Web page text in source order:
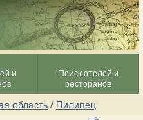
и
Поиск отелей и
ресторанов
область / Пилипец